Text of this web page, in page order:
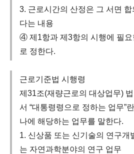
3. 근로시간의 산정은 그 서면
다는 내용
④ 제1항과 제3항의 시행에 필요
로 정한다.
근로기준법 시행령
제31조(재량근로의 대상업무)
서 “대통령령으로 정하는 업무”
나에 해당하는 업무를 말한다.
1. 신상품 또는 신기술의 연구개
는 자연과학분야의 연구 업무